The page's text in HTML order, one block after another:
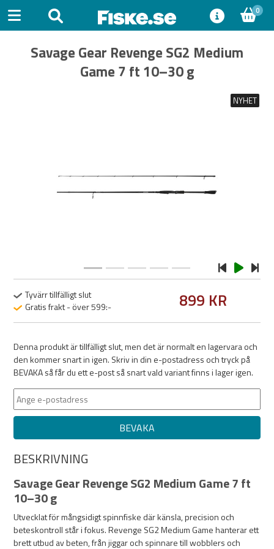
0
Savage Gear Revenge SG2 Medium
Game 7 ft 10–30 g
NYHET
Previous
Tyvärr tillfälligt slut
Gratis frakt - över 599:-
899 KR
Denna produkt är tillfälligt slut, men det är normalt en lagervara och
den kommer snart in igen. Skriv in din e-postadress och tryck på
BEVAKA så får du ett e-post så snart vald variant finns i lager igen.
BEVAKA
BESKRIVNING
Savage Gear Revenge SG2 Medium Game 7 ft
10–30 g
Utvecklat för mångsidigt spinnfiske där känsla, precision och
beteskontroll står i fokus. Revenge SG2 Medium Game hanterar ett
brett utbud av beten, från jiggar och spinnare till wobblers och